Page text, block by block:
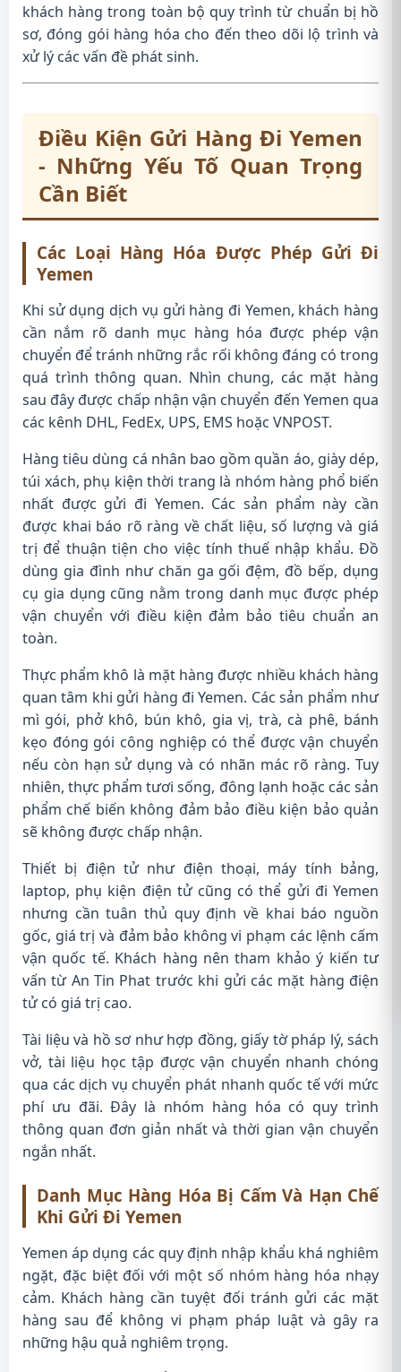
khách hàng trong toàn bộ quy trình từ chuẩn bị hồ
sơ, đóng gói hàng hóa cho đến theo dõi lộ trình và
xử lý các vấn đề phát sinh.
Điều Kiện Gửi Hàng Đi Yemen
- Những Yếu Tố Quan Trọng
Cần Biết
Các Loại Hàng Hóa Được Phép Gửi Đi
Yemen
Khi sử dụng dịch vụ gửi hàng đi Yemen, khách hàng
cần nắm rõ danh mục hàng hóa được phép vận
chuyển để tránh những rắc rối không đáng có trong
quá trình thông quan. Nhìn chung, các mặt hàng
sau đây được chấp nhận vận chuyển đến Yemen qua
các kênh DHL, FedEx, UPS, EMS hoặc VNPOST.
Hàng tiêu dùng cá nhân bao gồm quần áo, giày dép,
túi xách, phụ kiện thời trang là nhóm hàng phổ biến
nhất được gửi đi Yemen. Các sản phẩm này cần
được khai báo rõ ràng về chất liệu, số lượng và giá
trị để thuận tiện cho việc tính thuế nhập khẩu. Đồ
dùng gia đình như chăn ga gối đệm, đồ bếp, dụng
cụ gia dụng cũng nằm trong danh mục được phép
vận chuyển với điều kiện đảm bảo tiêu chuẩn an
toàn.
Thực phẩm khô là mặt hàng được nhiều khách hàng
quan tâm khi gửi hàng đi Yemen. Các sản phẩm như
mì gói, phở khô, bún khô, gia vị, trà, cà phê, bánh
kẹo đóng gói công nghiệp có thể được vận chuyển
nếu còn hạn sử dụng và có nhãn mác rõ ràng. Tuy
nhiên, thực phẩm tươi sống, đông lạnh hoặc các sản
phẩm chế biến không đảm bảo điều kiện bảo quản
sẽ không được chấp nhận.
Thiết bị điện tử như điện thoại, máy tính bảng,
laptop, phụ kiện điện tử cũng có thể gửi đi Yemen
nhưng cần tuân thủ quy định về khai báo nguồn
gốc, giá trị và đảm bảo không vi phạm các lệnh cấm
vận quốc tế. Khách hàng nên tham khảo ý kiến tư
vấn từ An Tin Phat trước khi gửi các mặt hàng điện
tử có giá trị cao.
Tài liệu và hồ sơ như hợp đồng, giấy tờ pháp lý, sách
vở, tài liệu học tập được vận chuyển nhanh chóng
qua các dịch vụ chuyển phát nhanh quốc tế với mức
phí ưu đãi. Đây là nhóm hàng hóa có quy trình
thông quan đơn giản nhất và thời gian vận chuyển
ngắn nhất.
Danh Mục Hàng Hóa Bị Cấm Và Hạn Chế
Khi Gửi Đi Yemen
Yemen áp dụng các quy định nhập khẩu khá nghiêm
ngặt, đặc biệt đối với một số nhóm hàng hóa nhạy
cảm. Khách hàng cần tuyệt đối tránh gửi các mặt
hàng sau để không vi phạm pháp luật và gây ra
những hậu quả nghiêm trọng.